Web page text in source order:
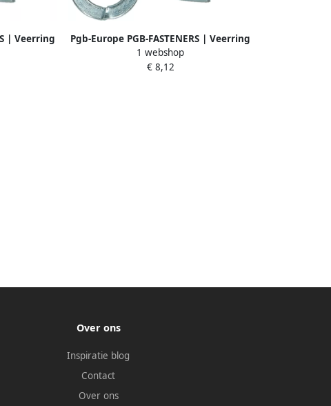
| Veerring
Pgb-Europe PGB-FASTENERS | Veerring
DIN 127B M 4 Zn | 1000 st
12700100405
1 webshop
€ 8,12
Over ons
Inspiratie blog
Contact
Over ons